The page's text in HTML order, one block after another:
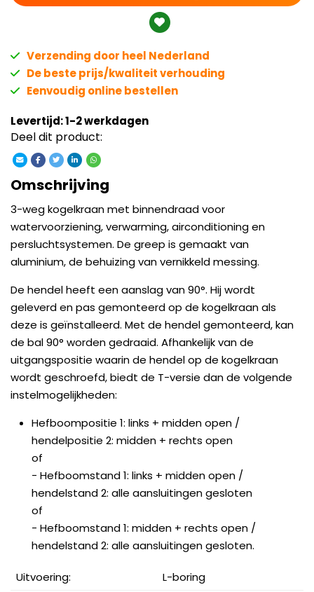
Verzending door heel Nederland
De beste prijs/kwaliteit verhouding
Eenvoudig online bestellen
Levertijd: 1-2 werkdagen
Deel dit product:
Omschrijving
3-weg kogelkraan met binnendraad voor
watervoorziening, verwarming, airconditioning en
persluchtsystemen. De greep is gemaakt van
aluminium, de behuizing van vernikkeld messing.
De hendel heeft een aanslag van 90°. Hij wordt
geleverd en pas gemonteerd op de kogelkraan als
deze is geïnstalleerd. Met de hendel gemonteerd, kan
de bal 90° worden gedraaid. Afhankelijk van de
uitgangspositie waarin de hendel op de kogelkraan
wordt geschroefd, biedt de T-versie dan de volgende
instelmogelijkheden:
Hefboompositie 1: links + midden open /
hendelpositie 2: midden + rechts open
of
- Hefboomstand 1: links + midden open /
hendelstand 2: alle aansluitingen gesloten
of
- Hefboomstand 1: midden + rechts open /
hendelstand 2: alle aansluitingen gesloten.
Uitvoering:
L-boring